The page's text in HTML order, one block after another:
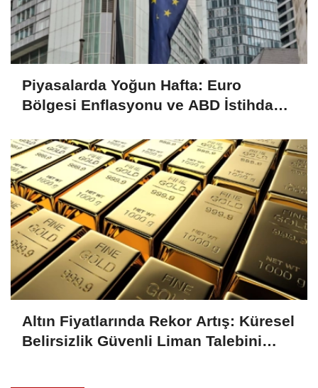
Piyasalarda Yoğun Hafta: Euro
Bölgesi Enflasyonu ve ABD İstihdam
Altın Fiyatlarında Rekor Artış: Küresel
Belirsizlik Güvenli Liman Talebini